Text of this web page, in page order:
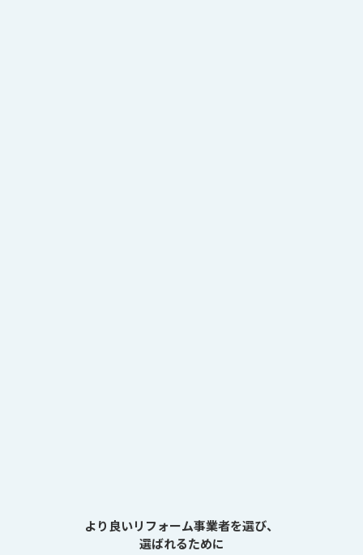
より良いリフォーム事業者を選び、
選ばれるために